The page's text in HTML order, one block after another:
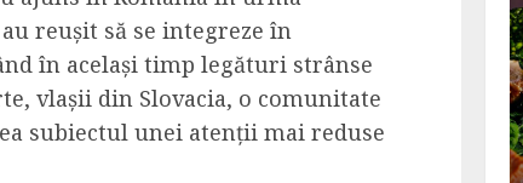
reușit să se integreze în
în același timp legături strânse
vlașii din Slovacia, o comunitate
subiectul unei atenții mai reduse
Bucatar de ocazie
3 retete delicioase in care